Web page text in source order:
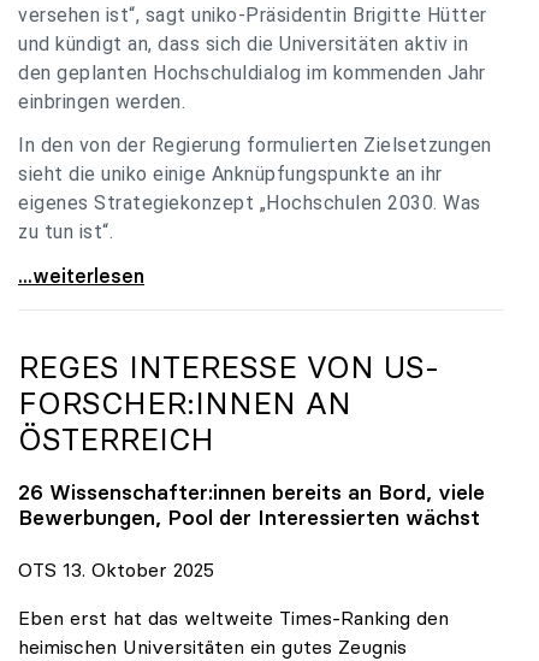
versehen ist“, sagt uniko-Präsidentin Brigitte Hütter
und kündigt an, dass sich die Universitäten aktiv in
den geplanten Hochschuldialog im kommenden Jahr
einbringen werden.
In den von der Regierung formulierten Zielsetzungen
sieht die uniko einige Anknüpfungspunkte an ihr
eigenes Strategiekonzept „Hochschulen 2030. Was
zu tun ist“.
Universitäten: Hochschulstrategie 2040 muss eine
...weiterlesen
REGES INTERESSE VON US-
FORSCHER:INNEN AN
ÖSTERREICH
26 Wissenschafter:innen bereits an Bord, viele
Bewerbungen, Pool der Interessierten wächst
OTS 13. Oktober 2025
Eben erst hat das weltweite Times-Ranking den
heimischen Universitäten ein gutes Zeugnis